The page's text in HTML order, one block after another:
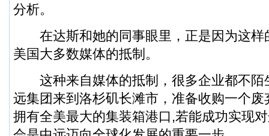
分析。
在达斯和她的同事眼里，正是因为这样
美国大多数媒体的抵制。
这种来自媒体的抵制，很多企业都不陌
远集团来到洛杉矶长滩市，准备收购一个
拥有全美最大的集装箱港口,若能成功实现